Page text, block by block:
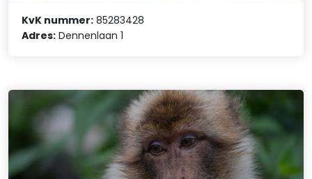
KvK nummer: 85283428
Adres: Dennenlaan 1